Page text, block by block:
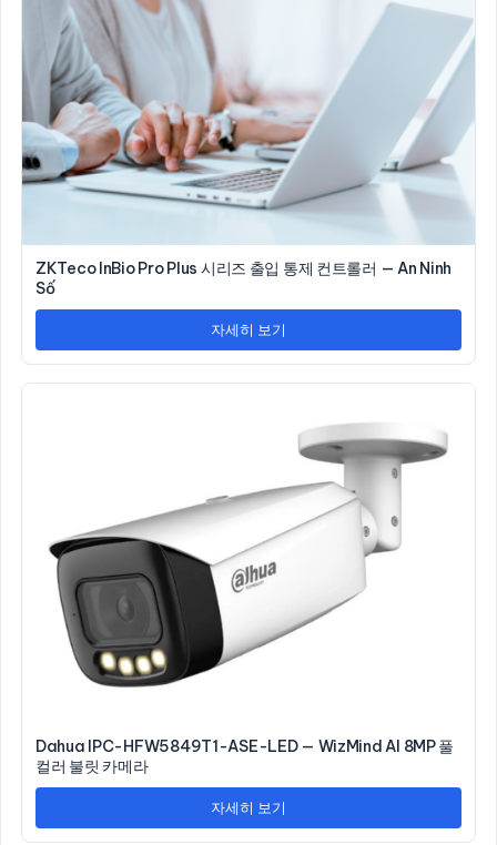
ZKTeco InBio Pro Plus 시리즈 출입 통제 컨트롤러 — An Ninh
Số
자세히 보기
Dahua IPC-HFW5849T1-ASE-LED — WizMind AI 8MP 풀
컬러 불릿 카메라
자세히 보기